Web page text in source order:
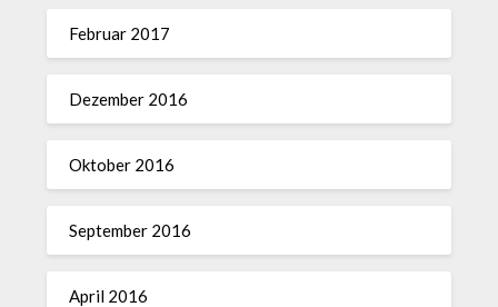
Februar 2017
Dezember 2016
Oktober 2016
September 2016
April 2016